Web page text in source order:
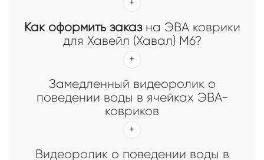
Как оформить заказна ЭВА коврики
для Хавейл (Хавал) М6?
Замедленный видеоролик о
поведении воды в ячейках ЭВА-
ковриков
Видеоролик о поведении воды в